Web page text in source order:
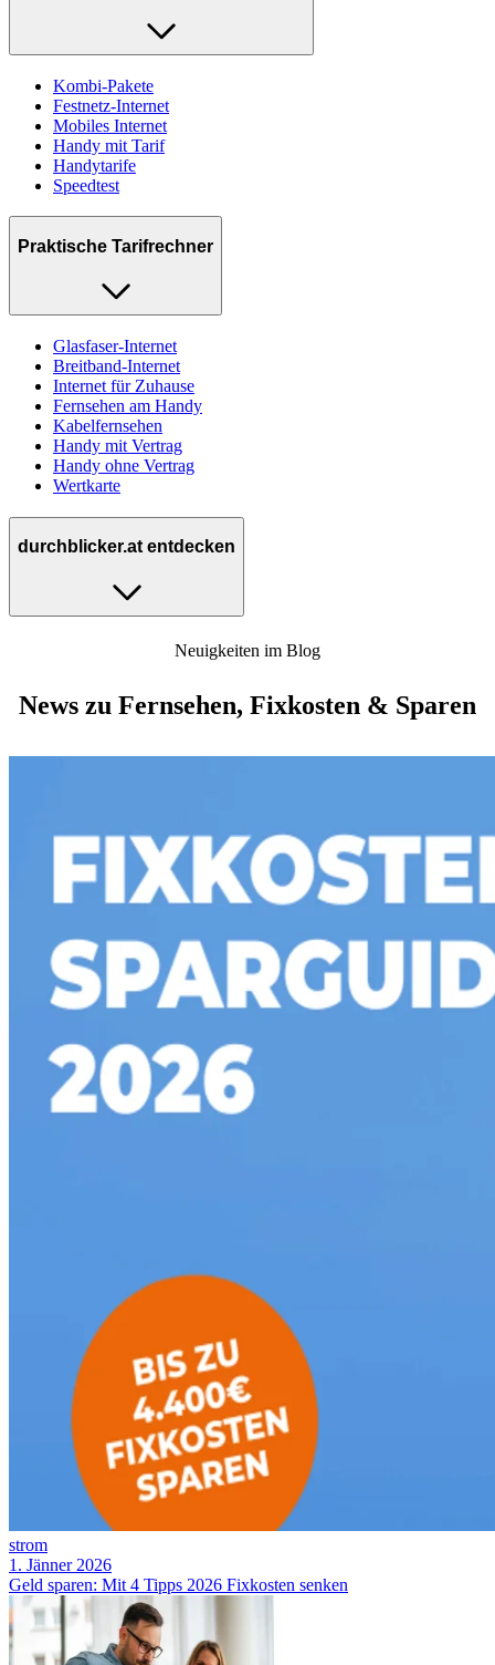
Kombi-Pakete
Festnetz-Internet
Mobiles Internet
Handy mit Tarif
Handytarife
Speedtest
Praktische Tarifrechner
Glasfaser-Internet
Breitband-Internet
Internet für Zuhause
Fernsehen am Handy
Kabelfernsehen
Handy mit Vertrag
Handy ohne Vertrag
Wertkarte
durchblicker.at entdecken
Neuigkeiten im Blog
News zu Fernsehen, Fixkosten & Sparen
strom
1. Jänner 2026
Geld sparen: Mit 4 Tipps 2026 Fixkosten senken